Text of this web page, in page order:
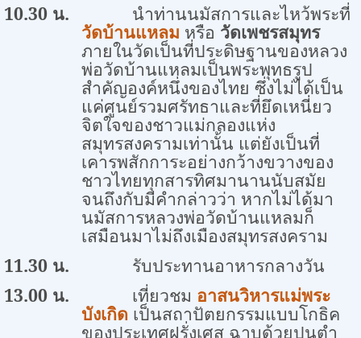
10.30 น. นำท่านนมัสการและไหว้พระที่
วัดบ้านแหลม หรือ วัดเพชรสมุทร
ภายในวัดเป็นที่ประดิษฐานของหลวง
พ่อวัดบ้านแหลมเป็นพระพุทธรูป
สำคัญองค์หนึ่งของไทย ซึ่งไม่ได้เป็น
แค่ศูนย์รวมศรัทธาและที่ยึดเหนี่ยว
จิตใจของชาวแม่กลองแห่ง
สมุทรสงครามเท่านั้น แต่ยังเป็นที่
เคารพสักการะอย่างกว้างขวางของ
ชาวไทยทุกสารทิศมานานนับสมัย
จนถึงกับมีคำกล่าวว่า หากไม่ได้มา
นมัสการหลวงพ่อวัดบ้านแหลมก็
เสมือนมาไม่ถึงเมืองสมุทรสงคราม
11.30 น.
รับประทานอาหารกลางวัน
13.00 น.
เที่ยวชม อาสนวิหารแม่พระ
บังเกิด เป็นสถาปัตยกรรมแบบโกธิค
ของประเทศฝรั่งเศส ฉาบด้วยปูนตำ